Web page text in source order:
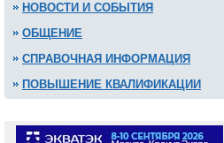
НОВОСТИ И СОБЫТИЯ
ОБЩЕНИЕ
СПРАВОЧНАЯ ИНФОРМАЦИЯ
ПОВЫШЕНИЕ КВАЛИФИКАЦИИ